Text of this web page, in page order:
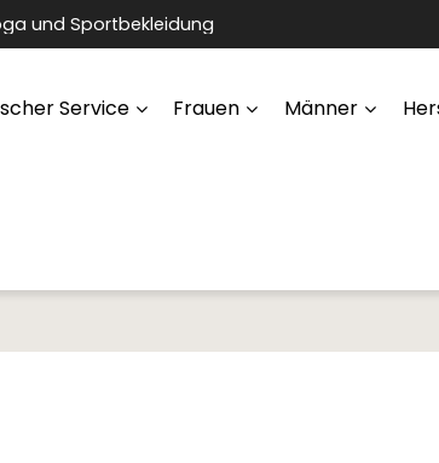
und Sportbekleidung
Service Frauen Männer